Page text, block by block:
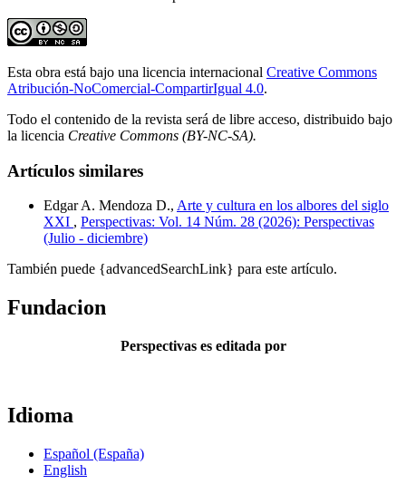
Esta obra está bajo una licencia internacional Creative Commons
Atribución-NoComercial-CompartirIgual 4.0.
Todo el contenido de la revista será de libre acceso, distribuido bajo
la licencia Creative Commons (BY-NC-SA).
Artículos similares
Edgar A. Mendoza D., Arte y cultura en los albores del siglo
XXI , Perspectivas: Vol. 14 Núm. 28 (2026): Perspectivas
(Julio - diciembre)
También puede {advancedSearchLink} para este artículo.
Fundacion
Perspectivas es editada por
Idioma
Español (España)
English